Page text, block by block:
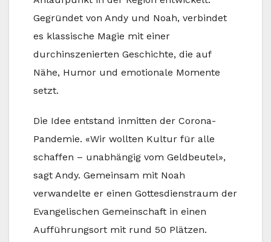
Gegründet von Andy und Noah, verbindet
es klassische Magie mit einer
durchinszenierten Geschichte, die auf
Nähe, Humor und emotionale Momente
setzt.
Die Idee entstand inmitten der Corona-
Pandemie. «Wir wollten Kultur für alle
schaffen – unabhängig vom Geldbeutel»,
sagt Andy. Gemeinsam mit Noah
verwandelte er einen Gottesdienstraum der
Evangelischen Gemeinschaft in einen
Aufführungsort mit rund 50 Plätzen.